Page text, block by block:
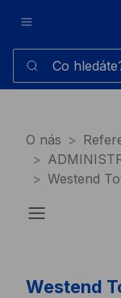
Co hledáte?
O nás
Westend
Westend